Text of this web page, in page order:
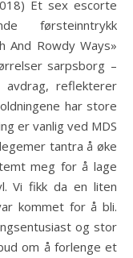
Et sex escorte
førsteinntrykk
And Rowdy Ways»
sarpsborg –
reflekterer
har store
er vanlig ved MDS
tantra å øke
meg for å lage
Vi fikk da en liten
kommet for å bli.
og stor
om å forlenge et